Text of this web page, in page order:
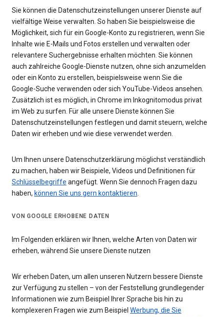
Sie können die Datenschutzeinstellungen unserer Dienste auf
vielfältige Weise verwalten. So haben Sie beispielsweise die
Möglichkeit, sich für ein Google-Konto zu registrieren, wenn Sie
Inhalte wie E-Mails und Fotos erstellen und verwalten oder
relevantere Suchergebnisse erhalten möchten. Sie können
auch zahlreiche Google-Dienste nutzen, ohne sich anzumelden
oder ein Konto zu erstellen, beispielsweise wenn Sie die
Google-Suche verwenden oder sich YouTube-Videos ansehen.
Zusätzlich ist es möglich, in Chrome im Inkognitomodus privat
im Web zu surfen. Für alle unsere Dienste können Sie
Datenschutzeinstellungen festlegen und damit steuern, welche
Daten wir erheben und wie diese verwendet werden.
Um Ihnen unsere Datenschutzerklärung möglichst verständlich
zu machen, haben wir Beispiele, Videos und Definitionen für
Schlüsselbegriffe angefügt. Wenn Sie dennoch Fragen dazu
haben, können Sie uns gern kontaktieren.
VON GOOGLE ERHOBENE DATEN
Im Folgenden erklären wir Ihnen, welche Arten von Daten wir
erheben, während Sie unsere Dienste nutzen
Wir erheben Daten, um allen unseren Nutzern bessere Dienste
zur Verfügung zu stellen – von der Feststellung grundlegender
Informationen wie zum Beispiel Ihrer Sprache bis hin zu
komplexeren Fragen wie zum Beispiel Werbung, die Sie